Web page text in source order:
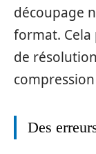
découpage
format.
de
Des